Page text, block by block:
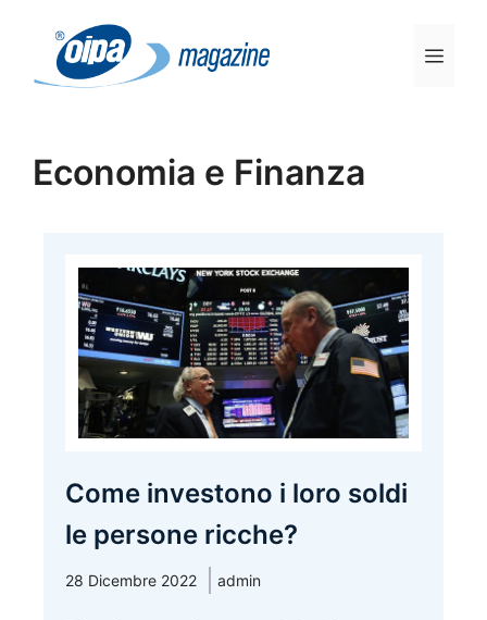
contenuto
Economia e Finanza
Come investono i loro soldi
le persone ricche?
28 Dicembre 2022 admin